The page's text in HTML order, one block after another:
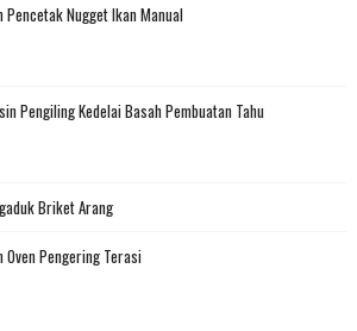
Pencetak Nugget Ikan Manual
Pengiling Kedelai Basah Pembuatan Tahu
Briket Arang
Oven Pengering Terasi